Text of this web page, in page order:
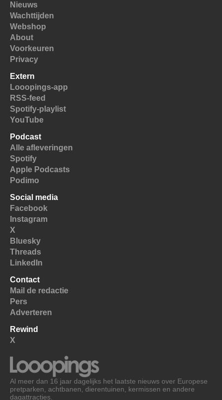
Nieuws
Wachttijden
Webshop
About
Voorkeuren
Privacy
Extern
Looopings-app
RSS-feed
Spotify-playlist
YouTube
Podcast
Alle afleveringen
Spotify
Apple Podcasts
Podimo
Social media
Facebook
Instagram
X
Bluesky
Threads
LinkedIn
Contact
Mail de redactie
Pers
Adverteren
Rewind
X
Al meer dan 16 jaar dagelijks het laatste nieuws over Europese
pretparken, achtbanen, dierentuinen, kermissen en andere
dagattracties.